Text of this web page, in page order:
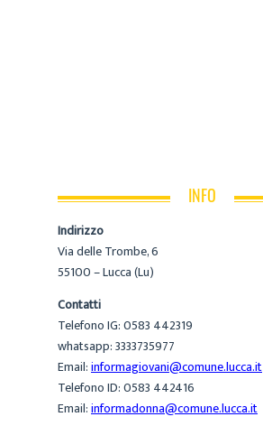
INFO
Indirizzo
Via delle Trombe, 6
55100 – Lucca (Lu)
Contatti
Telefono IG: 0583 442319
whatsapp: 3333735977
Email:informagiovani@comune.lucca.it
Telefono ID: 0583 442416
Email:informadonna@comune.lucca.it